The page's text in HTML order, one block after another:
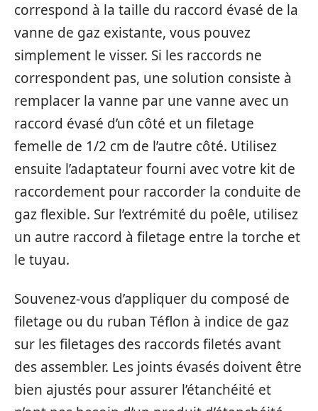
correspond à la taille du raccord évasé de la
vanne de gaz existante, vous pouvez
simplement le visser. Si les raccords ne
correspondent pas, une solution consiste à
remplacer la vanne par une vanne avec un
raccord évasé d’un côté et un filetage
femelle de 1/2 cm de l’autre côté. Utilisez
ensuite l’adaptateur fourni avec votre kit de
raccordement pour raccorder la conduite de
gaz flexible. Sur l’extrémité du poêle, utilisez
un autre raccord à filetage entre la torche et
le tuyau.
Souvenez-vous d’appliquer du composé de
filetage ou du ruban Téflon à indice de gaz
sur les filetages des raccords filetés avant
des assembler. Les joints évasés doivent être
bien ajustés pour assurer l’étanchéité et